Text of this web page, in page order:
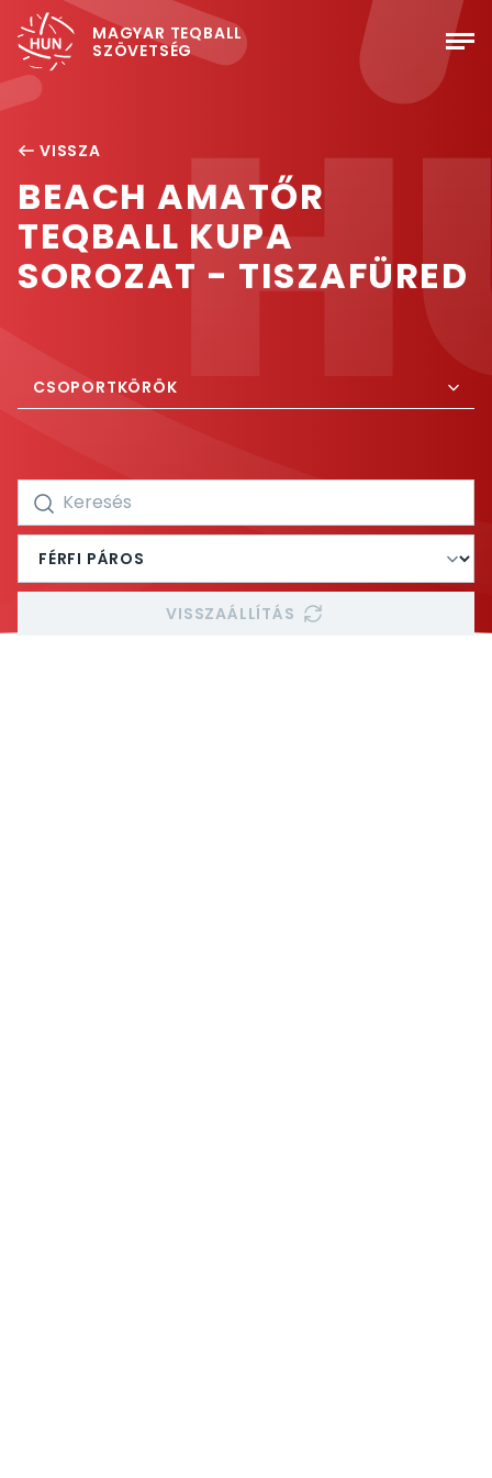
MAGYAR TEQBALL
SZÖVETSÉG
VISSZA
BEACH AMATŐR
TEQBALL KUPA
SOROZAT - TISZAFÜRED
CSOPORTKÖRÖK
VISSZAÁLLÍTÁS